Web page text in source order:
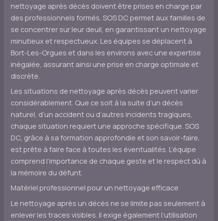
nettoyage après décès doivent être prises en charge par
des professionnels formés. SOS DC permet aux familles de
se concentrer sur leur deuil, en garantissant un nettoyage
minutieux et respectueux. Les équipes se déplacent à
Bort-Les-Orgues et dans les environs avec une expertise
inégalée, assurant ainsi une prise en charge optimale et
discrète.
Les situations de nettoyage après décès peuvent varier
considérablement. Que ce soit à la suite d’un décès
naturel, d’un accident ou d’autres incidents tragiques,
chaque situation requiert une approche spécifique. SOS
DC, grâce à sa formation approfondie et son savoir-faire,
est prête à faire face à toutes les éventualités. L’équipe
comprend l’importance de chaque geste et le respect dû à
la mémoire du défunt.
Matériel professionnel pour un nettoyage efficace
Le nettoyage après un décès ne se limite pas seulement à
enlever les traces visibles. Il exige également l’utilisation